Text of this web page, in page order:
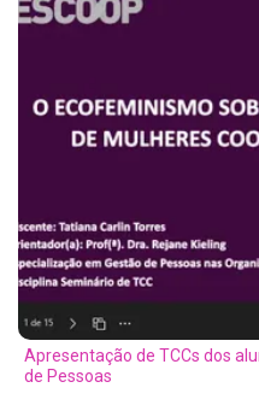
Apresentação de TCCs dos
de Pessoas